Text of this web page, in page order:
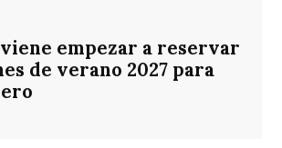
empezar a reservar
de verano 2027 para